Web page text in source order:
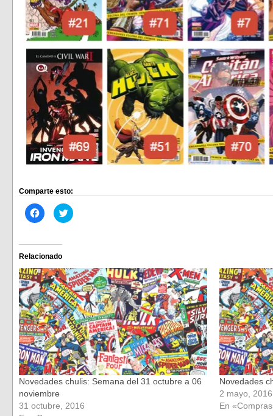
Comparte esto:
Haz
clic
Facebook
(Se
abre
en
una
ventana
nueva)
Haz
clic
en
una
ventana
nueva)
Relacionado
Novedades chulis: Semana del 31 octubre a 06
noviembre
31 octubre, 2016
Novedades
2 mayo, 2016
En